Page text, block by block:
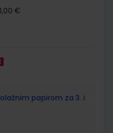
€
papirom za 3. i